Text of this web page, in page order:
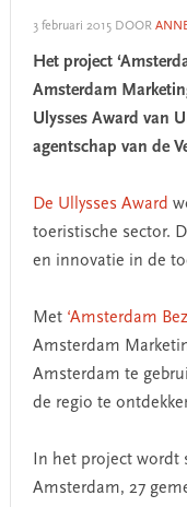
3 februari 2015DOOR
Het project
Amsterdam
Ulysses Award van
agentschap van de
De Ullysses Award
toeristische sector.
en innovatie in de
Met ‘Amsterdam
Amsterdam
Amsterdam te
de regio te
In het project wordt
Amsterdam, 27